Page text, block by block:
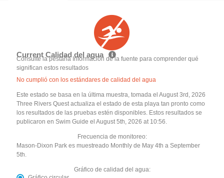
Current Calidad del agua
Consulte la pestaña Información de la fuente para comprender qué
significan estos resultados
No cumplió con los estándares de calidad del agua
Este estado se basa en la última muestra, tomada el August 3rd, 2026
Three Rivers Quest actualiza el estado de esta playa tan pronto como
los resultados de las pruebas estén disponibles. Estos resultados se
publicaron en Swim Guide el August 5th, 2026 at 10:56.
Frecuencia de monitoreo:
Mason-Dixon Park es muestreado Monthly de May 4th a September
5th.
Gráfico de calidad del agua: